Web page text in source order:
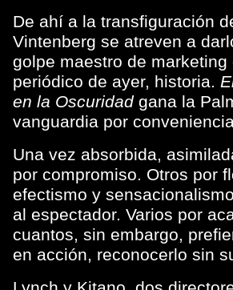
De ahí a la transfiguración
Vintenberg se atreven a
golpe maestro de
periódico de ayer, historia.
en la Oscuridadgana la
vanguardia por
Una vez absorbida,
por compromiso. Otros por
efectismo y
al espectador. Varios por
cuantos, sin embargo,
en acción, reconocerlo sin